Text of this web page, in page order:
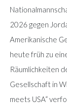
2026 gegen
Amerikanische
heute früh zu
Räumlichkeiten
Gesellschaft in
meets USA“